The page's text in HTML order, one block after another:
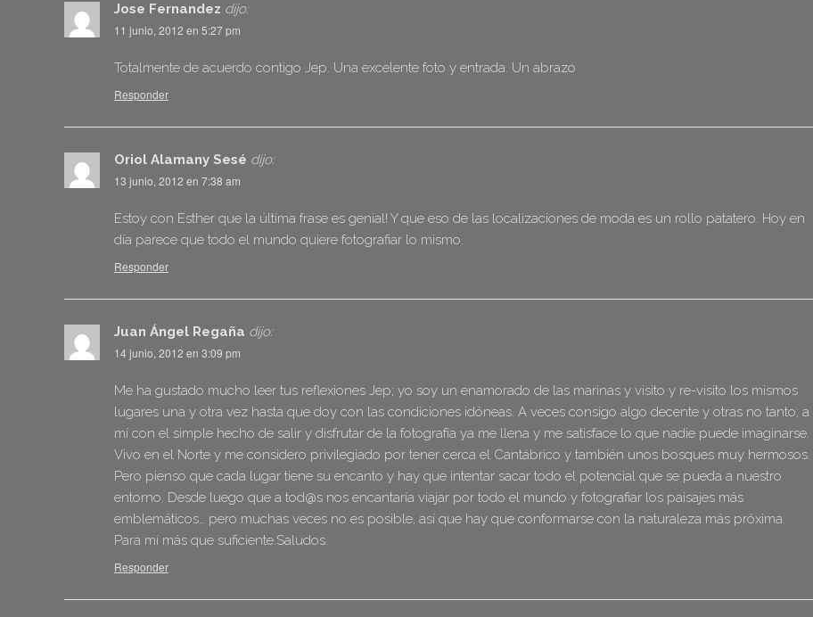
Jose Fernandez dijo:
11 junio, 2012 en 5:27 pm
Totalmente de acuerdo contigo Jep. Una excelente foto y entrada. Un abrazo
Responder
Oriol Alamany Sesé dijo:
13 junio, 2012 en 7:38 am
Estoy con Esther que la última frase es genial! Y que eso de las localizaciones de moda es un rollo patatero. Hoy en
día parece que todo el mundo quiere fotografiar lo mismo.
Responder
Juan Ángel Regaña dijo:
14 junio, 2012 en 3:09 pm
Me ha gustado mucho leer tus reflexiones Jep; yo soy un enamorado de las marinas y visito y re-visito los mismos
lugares una y otra vez hasta que doy con las condiciones idóneas. A veces consigo algo decente y otras no tanto; a
mí con el simple hecho de salir y disfrutar de la fotografía ya me llena y me satisface lo que nadie puede imaginarse.
Vivo en el Norte y me considero privilegiado por tener cerca el Cantábrico y también unos bosques muy hermosos.
Pero pienso que cada lugar tiene su encanto y hay que intentar sacar todo el potencial que se pueda a nuestro
entorno. Desde luego que a tod@s nos encantaría viajar por todo el mundo y fotografiar los paisajes más
emblemáticos… pero muchas veces no es posible, así que hay que conformarse con la naturaleza más próxima.
Para mí más que suficiente.Saludos.
Responder